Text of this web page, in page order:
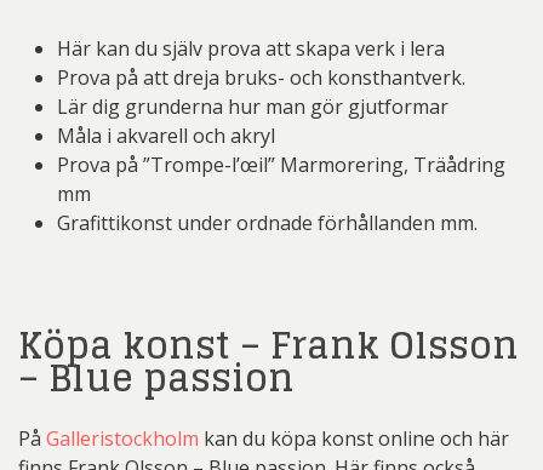
Här kan du själv prova att skapa verk i lera
Prova på att dreja bruks- och konsthantverk.
Lär dig grunderna hur man gör gjutformar
Måla i akvarell och akryl
Prova på ”Trompe-l’œil” Marmorering, Träådring
mm
Grafittikonst under ordnade förhållanden mm.
Köpa konst – Frank Olsson
– Blue passion
På Galleristockholm kan du köpa konst online och här